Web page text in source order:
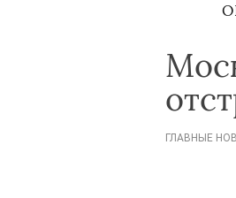
ГЛАВНЫЕ